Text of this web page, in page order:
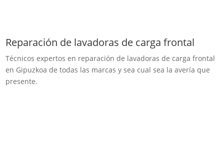
Reparación de lavadoras de carga frontal
Técnicos expertos en reparación de lavadoras de carga frontal
en Gipuzkoa de todas las marcas y sea cual sea la avería que
presente.